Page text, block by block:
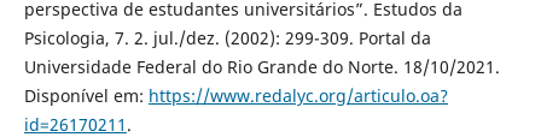
perspectiva de estudantes universitários”. Estudos da
Psicologia, 7. 2. jul./dez. (2002): 299-309. Portal da
Universidade Federal do Rio Grande do Norte. 18/10/2021.
Disponível em: https://www.redalyc.org/articulo.oa?
id=26170211 .